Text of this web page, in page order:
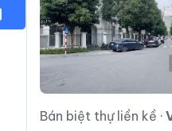
Bán biệt thự liền kề ·